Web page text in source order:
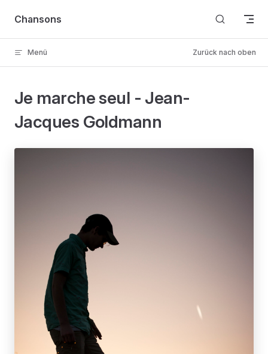
Skip to content
Chansons
Menü Zurück nach oben
Je marche seul - Jean-
Jacques Goldmann